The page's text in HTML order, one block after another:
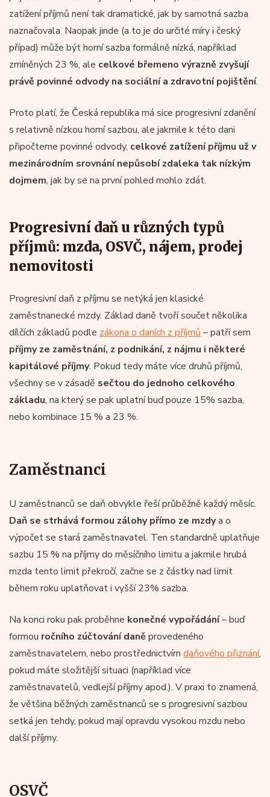
zatížení příjmů není tak dramatické, jak by samotná sazba
naznačovala. Naopak jinde (a to je do určité míry i český
případ) může být horní sazba formálně nízká, například
zmíněných 23 %, ale celkové břemeno výrazně zvyšují
právě povinné odvody na sociální a zdravotní pojištění.
Proto platí, že Česká republika má sice progresivní zdanění
s relativně nízkou horní sazbou, ale jakmile k této dani
připočteme povinné odvody, celkové zatížení příjmu už v
mezinárodním srovnání nepůsobí zdaleka tak nízkým
dojmem, jak by se na první pohled mohlo zdát.
Progresivní daň u různých typů
příjmů: mzda, OSVČ, nájem, prodej
nemovitosti
Progresivní daň z příjmu se netýká jen klasické
zaměstnanecké mzdy. Základ daně tvoří součet několika
dílčích základů podle zákona o daních z příjmů – patří sem
příjmy ze zaměstnání, z podnikání, z nájmu i některé
kapitálové příjmy. Pokud tedy máte více druhů příjmů,
všechny se v zásadě sečtou do jednoho celkového
základu, na který se pak uplatní buď pouze 15% sazba,
nebo kombinace 15 % a 23 %.
Zaměstnanci
U zaměstnanců se daň obvykle řeší průběžně každý měsíc.
Daň se strhává formou zálohy přímo ze mzdya o
výpočet se stará zaměstnavatel. Ten standardně uplatňuje
sazbu 15 % na příjmy do měsíčního limitu a jakmile hrubá
mzda tento limit překročí, začne se z částky nad limit
během roku uplatňovat i vyšší 23% sazba.
Na konci roku pak proběhne konečné vypořádání– buď
formou ročního zúčtování daně provedeného
zaměstnavatelem, nebo prostřednictvím daňového přiznání,
pokud máte složitější situaci (například více
zaměstnavatelů, vedlejší příjmy apod.). V praxi to znamená,
že většina běžných zaměstnanců se s progresivní sazbou
setká jen tehdy, pokud mají opravdu vysokou mzdu nebo
další příjmy.
OSVČ